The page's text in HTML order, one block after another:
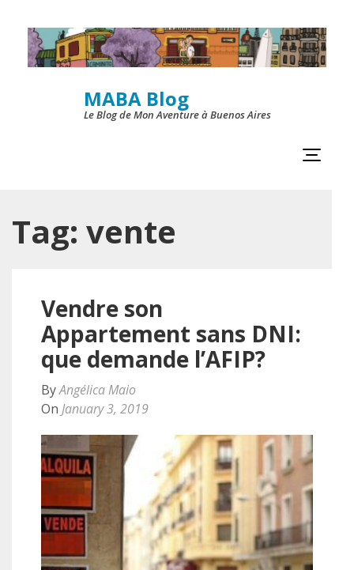
Skip
to
content
MABA Blog
Le Blog de Mon Aventure à Buenos Aires
Tag: vente
Vendre son
Appartement sans DNI:
que demande l’AFIP?
ByAngélica Maio
On January 3, 2019